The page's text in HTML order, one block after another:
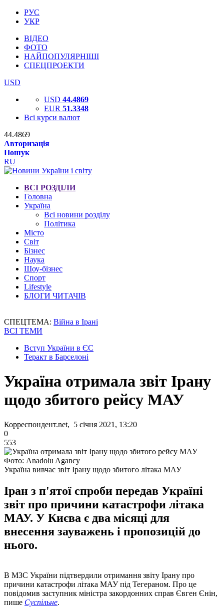
РУС
УКР
ВІДЕО
ФОТО
НАЙПОПУЛЯРНІШІ
СПЕЦПРОЕКТИ
USD
USD 44.4869
EUR 51.3348
Всі курси валют
44.4869
Авторизація
Пошук
RU
ВСІ РОЗДІЛИ
Головна
Україна
Всі новини розділу
Політика
Місто
Світ
Бізнес
Наука
Шоу-бізнес
Спорт
Lifestyle
БЛОГИ ЧИТАЧІВ
СПЕЦТЕМА: Війна в Ірані
ВСІ ТЕМИ
Вступ України в ЄС
Теракт в Барселоні
Україна отримала звіт Ірану
щодо збитого рейсу МАУ
Корреспондент.net, 5 січня 2021, 13:20
0
553
Фото: Anadolu Agancy
Україна вивчає звіт Ірану щодо збитого літака МАУ
Іран з п'ятої спроби передав Україні
звіт про причини катастрофи літака
МАУ. У Києва є два місяці для
внесення зауважень і пропозицій до
нього.
В МЗС України підтвердили отримання звіту Ірану про
причини катастрофи літака МАУ під Тегераном. Про це
повідомив заступник міністра закордонних справ Євген Єнін,
пише Суспільне.